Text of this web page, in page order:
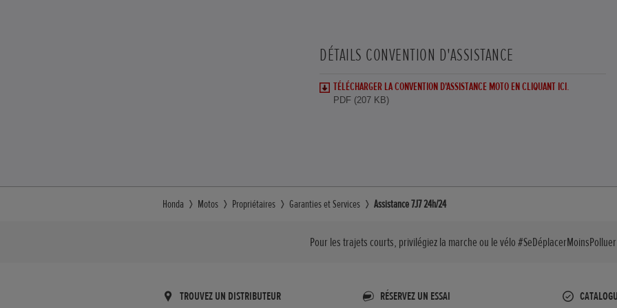
DÉTAILS CONVENTION D'ASSISTANCE
TÉLÉCHARGER LA CONVENTION D'ASSISTANCE MOTO EN CLIQUANT ICI.
PDF (207 KB)
Honda Motos Propriétaires Garanties et Services Assistance 7J7 24h/24
Pour les trajets courts, privilégiez la marche ou le vélo #SeDéplacerMoinsPolluer
TROUVEZ UN DISTRIBUTEUR RÉSERVEZ UN ESSAI